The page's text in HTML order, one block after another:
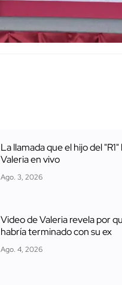
La llamada que el hijo del "R1"
Valeria en vivo
Ago. 3, 2026
Video de Valeria revela por
habría terminado con su ex
Ago. 4, 2026